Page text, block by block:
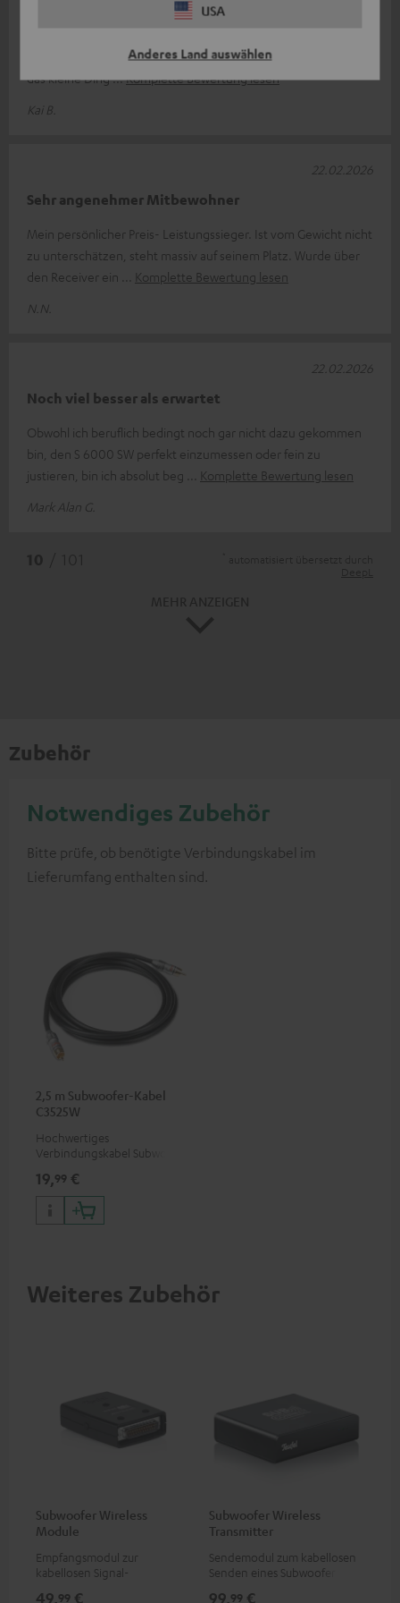
USA
Anderes Land auswählen
ich nen 2. bestellen! Bin sehr zufrieden perfekt eingestellt ist
das kleine Ding
Komplette Bewertung lesen
Kai B.
Sehr angenehmer Mitbewohner
Mein persönlicher Preis- Leistungssieger. Ist vom Gewicht nicht
zu unterschätzen, steht massiv auf seinem Platz. Wurde über
den Receiver ein
Komplette Bewertung lesen
N.N.
22.02.2026
Noch viel besser als erwartet
Obwohl ich beruflich bedingt noch gar nicht dazu gekommen
bin, den S 6000 SW perfekt einzumessen oder fein zu
justieren, bin ich absolut beg
Komplette Bewertung lesen
Mark Alan G.
22.02.2026
Zubehör
Notwendiges Zubehör
Bitte prüfe, ob benötigte Verbindungskabel im
Lieferumfang enthalten sind.
2,5 m Subwoofer-Kabel
C3525W
Hochwertiges
Verbindungskabel Subwoofer
19,99 €
Weiteres Zubehör
Subwoofer Wireless
Module
Empfangsmodul zur
kabellosen Signal-
49,99 €
Subwoofer Wireless
Transmitter
Sendemodul zum kabellosen
Senden eines Subwoofer-
99,99 €